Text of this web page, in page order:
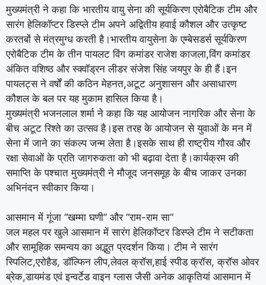
मुख्यमंत्री ने कहा कि भारतीय वायु सेना की सूर्यकिरण एरोबैटिक टीम और
सारंग हेलिकॉप्टर डिस्प्ले टीम अपने अद्वितीय हवाई कौशल और उत्कृष्ट
करतबों से मंत्रमुग्ध करती है।भारतीय वायुसेना के एम्बेसडर्स सूर्यकिरण
एरोबैटिक टीम के तीन पायलट विंग कमांडर राजेश काजला,विंग कमांडर
अंकित वशिष्ठ और स्क्वॉड्रन लीडर संजेश सिंह जयपुर के ही हैं।इन
पायलट्स ने वर्षों की कठिन मेहनत,अटूट अनुशासन और असाधारण
कौशल के बल पर यह मुकाम हासिल किया है।
मुख्यमंत्री भजनलाल शर्मा ने कहा कि यह आयोजन नागरिक और सेना के
बीच अटूट रिश्ते का उत्सव है।इस तरह के आयोजन से युवाओं के मन में
सेना में जाने का संकल्प जन्म लेता है।इसके साथ ही राष्ट्रीय गौरव और
रक्षा सेवाओं के प्रति जागरुकता को भी बढ़ावा देता है।कार्यक्रम की
समाप्ति के पश्चात मुख्यमंत्री ने मौजूद जनसमूह के बीच जाकर उनका
अभिनंदन स्वीकार किया।
आसमान में गूंजा ‘‘खम्मा घणी‘‘ और ‘‘राम-राम सा‘‘
जल महल पर खुले आसमान में सारंग हेलिकॉप्टर डिस्प्ले टीम ने सटीकता
और सामूहिक समन्वय का अद्भुत प्रदर्शन किया। टीम ने सारंग
स्पिलिट,एरोहैड, डॉल्फिन लीप,लेवल क्रॉस,हाई स्पीड क्रॉस, क्रॉस ओवर
ब्रेक,डायमंड एवं इन्वर्टेड वाइन ग्लास जैसी अनेक आकृतियां आसमान में